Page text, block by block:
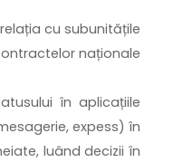
cu subunitățile
naționale
în aplicațiile
expess) în
luând decizii în